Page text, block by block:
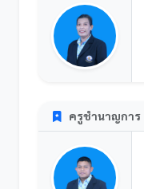
ครูชำนาญการ